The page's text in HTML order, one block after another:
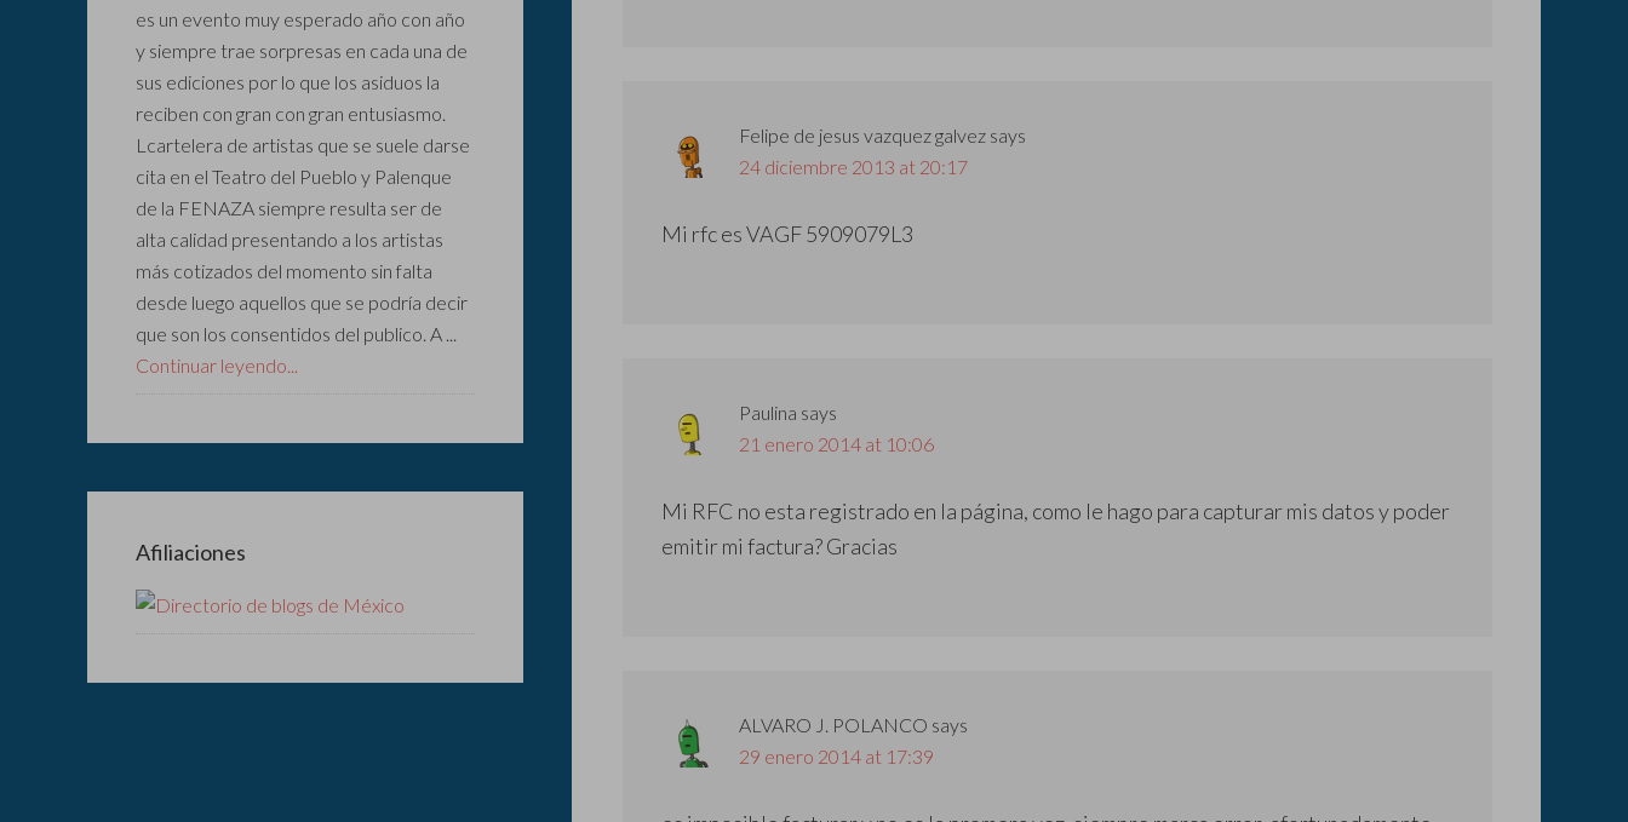
Felipe de jesus vazquez galvez says
24 diciembre 2013 at 20:17
Mi rfc es VAGF 5909079L3
Paulina says
21 enero 2014 at 10:06
Mi RFC no esta registrado en la página, como le hago para capturar mis datos y poder
emitir mi factura? Gracias
ALVARO J. POLANCO says
29 enero 2014 at 17:39
es un evento muy esperado año con año
y siempre trae sorpresas en cada una de
sus ediciones por lo que los asiduos la
reciben con gran con gran entusiasmo.
Lcartelera de artistas que se suele darse
cita en el Teatro del Pueblo y Palenque
de la FENAZA siempre resulta ser de
alta calidad presentando a los artistas
más cotizados del momento sin falta
desde luego aquellos que se podría decir
que son los consentidos del publico. A ...
Continuar leyendo...
Afiliaciones